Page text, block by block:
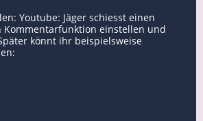
Youtube: Jäger schiesst einen
Kommentarfunktion einstellen und
könnt ihr beispielsweise